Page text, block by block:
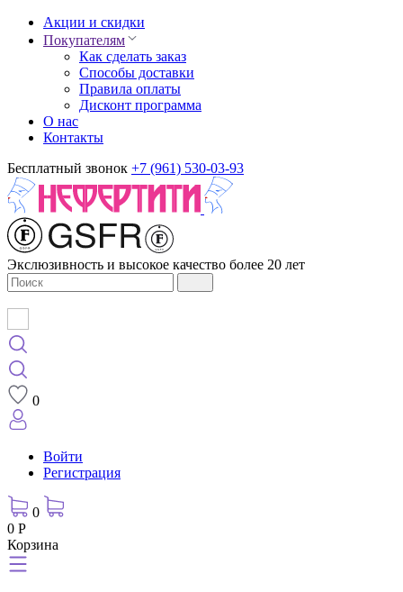
Акции и скидки
Покупателям
Как сделать заказ
Способы доставки
Правила оплаты
Дисконт программа
О нас
Контакты
Бесплатный звонок +7 (961) 530-03-93
Экслюзивность и высокое качество более 20 лет
0
Войти
Регистрация
0
0 Р
Корзина